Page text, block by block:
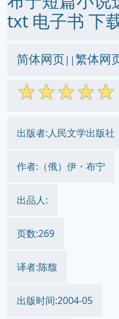
txt 电子书 下
简体网页||繁体网
☆☆☆☆☆
出版者:人民文学出版社
作者:（俄）伊・布宁
出品人:
页数:269
译者:陈馥
出版时间:2004-05